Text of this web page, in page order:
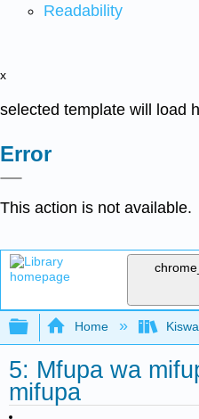
Readability
x
selected template will load
Error
This action is not available.
Expand/collapse
Home
5: Mfupa wa
mifupa